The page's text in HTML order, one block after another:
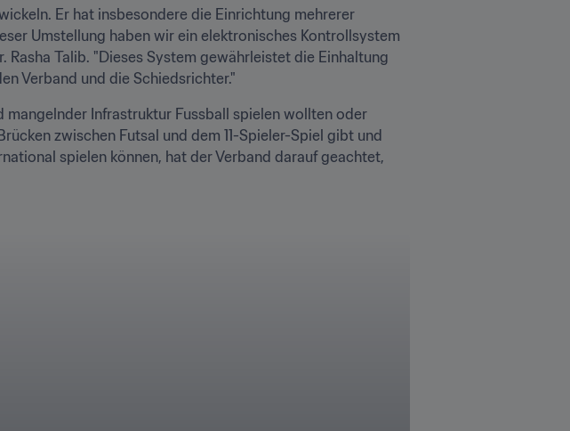
Er hat insbesondere die Einrichtung mehrerer
Umstellung haben wir ein elektronisches Kontrollsystem
Talib. "Dieses System gewährleistet die Einhaltung
Verband und die Schiedsrichter."
mangelnder Infrastruktur Fussball spielen wollten oder
zwischen Futsal und dem 11-Spieler-Spiel gibt und
spielen können, hat der Verband darauf geachtet,